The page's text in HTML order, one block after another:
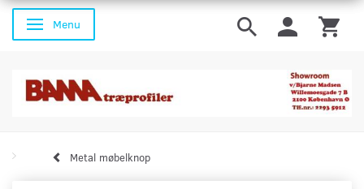
Skifte navigation
Menu
Metal møbelknop